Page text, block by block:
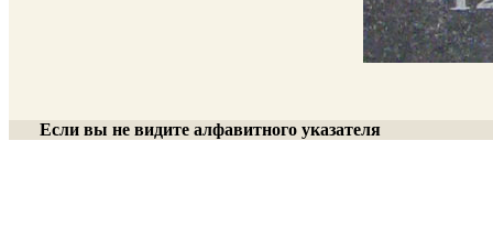
Если вы не видите алфавитного указателя